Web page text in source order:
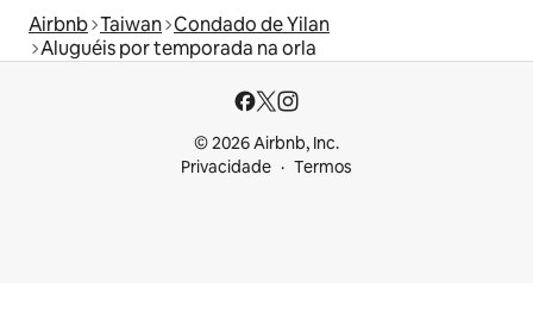
Airbnb Taiwan Condado de Yilan
Aluguéis por temporada na orla
© 2026 Airbnb, Inc.
Privacidade
Termos